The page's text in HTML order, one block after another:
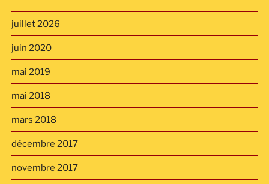
juillet 2026
juin 2020
mai 2019
mai 2018
mars 2018
décembre 2017
novembre 2017